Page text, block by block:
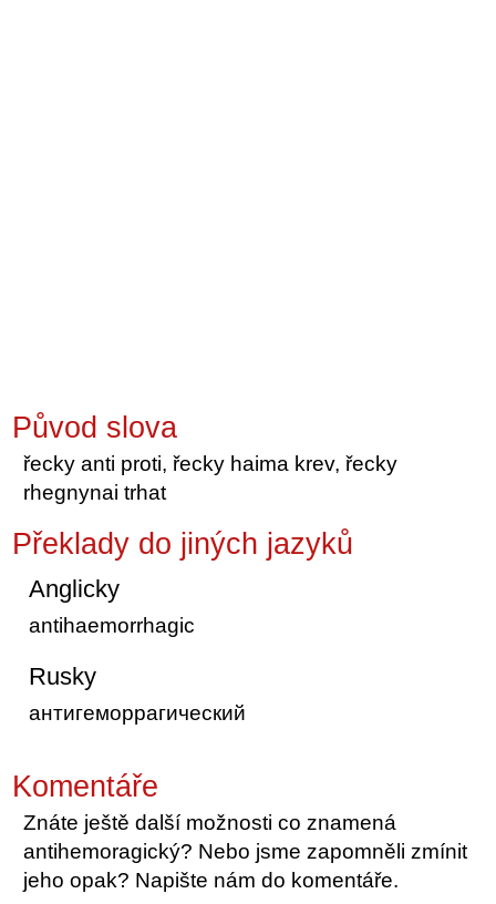
Původ slova
řecky anti proti, řecky haima krev, řecky
rhegnynai trhat
Překlady do jiných jazyků
Anglicky
antihaemorrhagic
Rusky
антигеморрагический
Komentáře
Znáte ještě další možnosti co znamená
antihemoragický? Nebo jsme zapomněli zmínit
jeho opak? Napište nám do komentáře.